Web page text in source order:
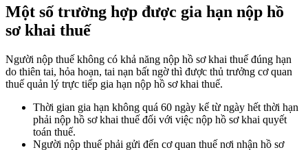
Một số trường hợp được gia hạn nộp hồ
sơ khai thuế
Người nộp thuế không có khả năng nộp hồ sơ khai thuế đúng hạn
do thiên tai, hỏa hoạn, tai nạn bất ngờ thì được thủ trưởng cơ quan
thuế quản lý trực tiếp gia hạn nộp hồ sơ khai thuế.
Thời gian gia hạn không quá 60 ngày kể từ ngày hết thời hạn
phải nộp hồ sơ khai thuế đối với việc nộp hồ sơ khai quyết
toán thuế.
Người nộp thuế phải gửi đến cơ quan thuế nơi nhận hồ sơ